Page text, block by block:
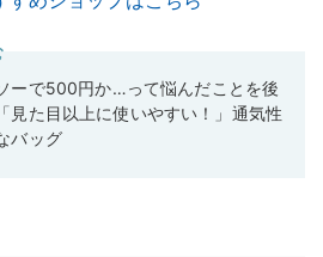
ーで500円か…って悩んだことを後
見た目以上に使いやすい！」通気性
バッグ